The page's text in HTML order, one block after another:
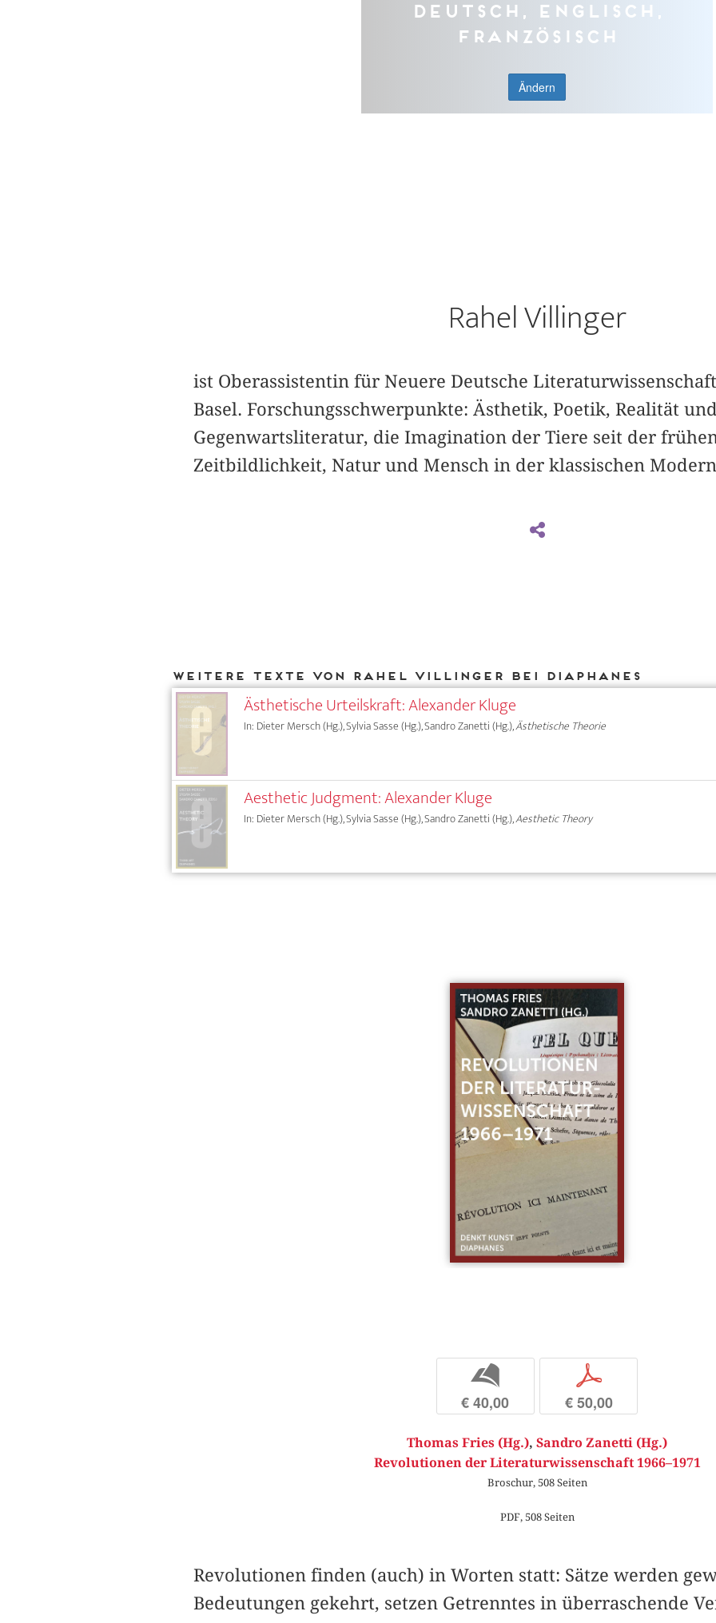
Deutsch, Englisch,
Französisch
Ändern
Rahel Villinger
ist Oberassistentin für Neuere Deutsche
Basel. Forschungsschwerpunkte: Ästhetik, ­Poetik, Realität
Gegenwartsliteratur, die Imagination der Tiere seit der
Zeitbildlichkeit, Natur und Mensch in der klassischen
Weitere Texte von Rahel Villinger bei DIAPHANES
Ästhetische Urteilskraft: Alexander Kluge
In: Dieter Mersch (Hg.), Sylvia Sasse (Hg.), Sandro Zanetti (Hg.),Ästhetische Theorie
Aesthetic Judgment: Alexander Kluge
In: Dieter Mersch (Hg.), Sylvia Sasse (Hg.), Sandro Zanetti (Hg.),Aesthetic Theory
b
€ 40,00
p
€ 50,00
Thomas Fries (Hg.), Sandro Zanetti (Hg.)
Revolutionen der Literaturwissenschaft 1966–1971
Broschur, 508 Seiten
PDF, 508 Seiten
Revolutionen finden (auch) in Worten statt: Sätze werden
Bedeutungen gekehrt, setzen Getrenntes in überraschende